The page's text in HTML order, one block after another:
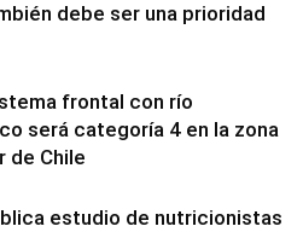
debe ser una prioridad
frontal con río
será categoría 4 en la zona
de Chile
estudio de nutricionistas